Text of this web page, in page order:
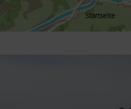
Startseite